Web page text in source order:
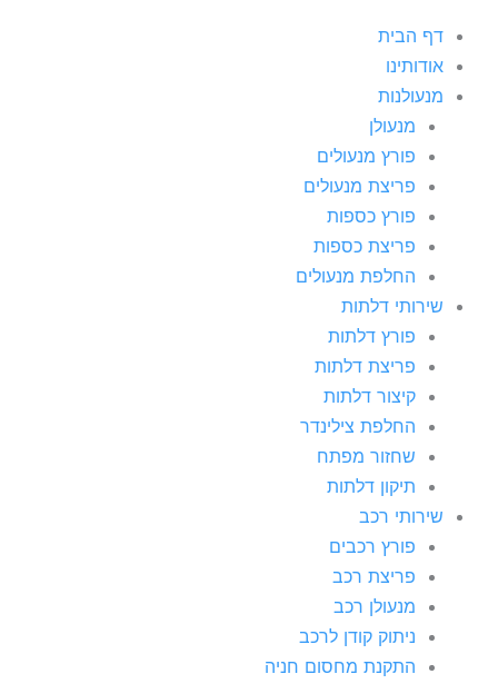
דף הבית
אודותינו
מנעולנות
מנעולן
פורץ מנעולים
פריצת מנעולים
פורץ כספות
פריצת כספות
החלפת מנעולים
שירותי דלתות
פורץ דלתות
פריצת דלתות
קיצור דלתות
החלפת צילינדר
שחזור מפתח
תיקון דלתות
שירותי רכב
פורץ רכבים
פריצת רכב
מנעולן רכב
ניתוק קודן לרכב
התקנת מחסום חניה